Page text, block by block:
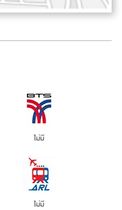
ไม่มี
ไม่มี